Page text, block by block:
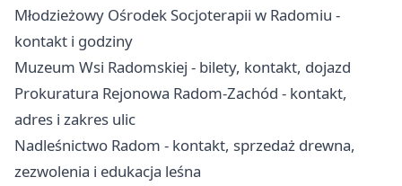
Młodzieżowy Ośrodek Socjoterapii w Radomiu -
kontakt i godziny
Muzeum Wsi Radomskiej - bilety, kontakt, dojazd
Prokuratura Rejonowa Radom-Zachód - kontakt,
adres i zakres ulic
Nadleśnictwo Radom - kontakt, sprzedaż drewna,
zezwolenia i edukacja leśna